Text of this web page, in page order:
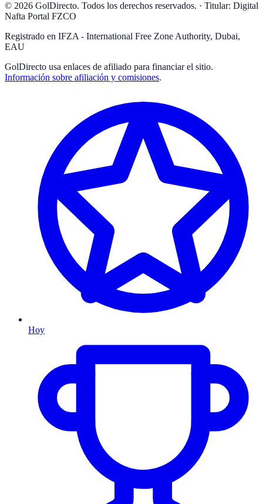
© 2026 GolDirecto. Todos los derechos reservados. · Titular: Digital
Nafta Portal FZCO
Registrado en IFZA - International Free Zone Authority, Dubai,
EAU
GolDirecto usa enlaces de afiliado para financiar el sitio.
Información sobre afiliación y comisiones.
Hoy